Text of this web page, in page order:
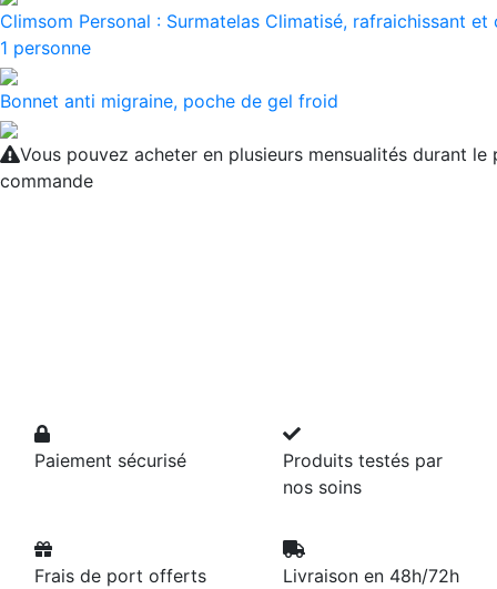
Climsom Personal : Surmatelas Climatisé, rafraichissant
1 personne
Bonnet anti migraine, poche de gel froid
Vous pouvez acheter en plusieurs mensualités durant le
commande
Paiement sécurisé
Produits testés par
nos soins
Frais de port offerts
Livraison en 48h/72h